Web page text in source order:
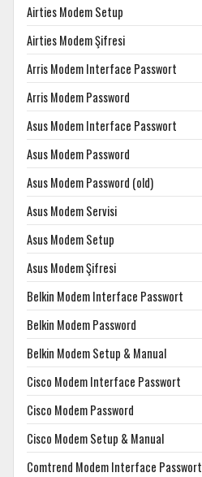
Airties Modem Setup
Airties Modem Şifresi
Arris Modem Interface Passwort
Arris Modem Password
Asus Modem Interface Passwort
Asus Modem Password
Asus Modem Password (old)
Asus Modem Servisi
Asus Modem Setup
Asus Modem Şifresi
Belkin Modem Interface Passwort
Belkin Modem Password
Belkin Modem Setup & Manual
Cisco Modem Interface Passwort
Cisco Modem Password
Cisco Modem Setup & Manual
Comtrend Modem Interface Passwort